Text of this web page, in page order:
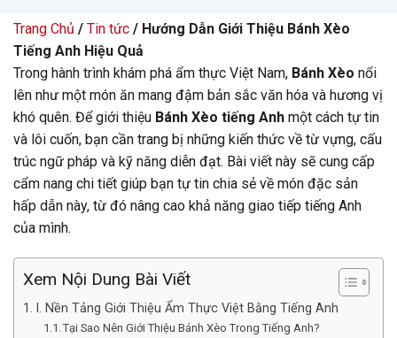
Trang Chủ / Tin tức / Hướng Dẫn Giới Thiệu Bánh Xèo
Tiếng Anh Hiệu Quả
Trong hành trình khám phá ẩm thực Việt Nam, Bánh Xèo nổi
lên như một món ăn mang đậm bản sắc văn hóa và hương vị
khó quên. Để giới thiệu Bánh Xèo tiếng Anh một cách tự tin
và lôi cuốn, bạn cần trang bị những kiến thức về từ vựng, cấu
trúc ngữ pháp và kỹ năng diễn đạt. Bài viết này sẽ cung cấp
cẩm nang chi tiết giúp bạn tự tin chia sẻ về món đặc sản
hấp dẫn này, từ đó nâng cao khả năng giao tiếp tiếng Anh
của mình.
Xem Nội Dung Bài Viết
I. Nền Tảng Giới Thiệu Ẩm Thực Việt Bằng Tiếng Anh
Tại Sao Nên Giới Thiệu Bánh Xèo Trong Tiếng Anh?